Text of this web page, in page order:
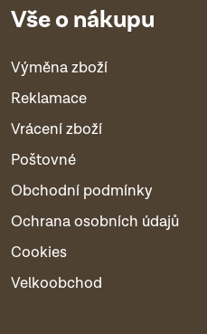
Vše o nákupu
Výměna zboží
Reklamace
Vrácení zboží
Poštovné
Obchodní podmínky
Ochrana osobních údajů
Cookies
Velkoobchod